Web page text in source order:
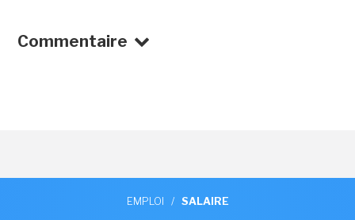
Commentaire
EMPLOI / SALAIRE